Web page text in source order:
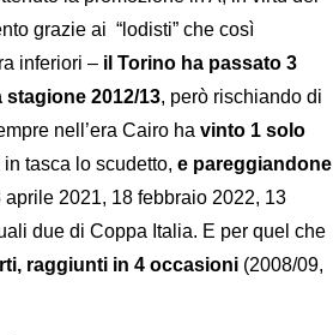
grazie ai “lodisti” che così
inferiori – il Torino ha passato 3
2012/13, però rischiando di
nell’era Cairo ha vinto 1 solo
tasca lo scudetto, e pareggiandone
2021, 18 febbraio 2022, 13
due di Coppa Italia. E per quel che
raggiunti in 4 occasioni (2008/09,